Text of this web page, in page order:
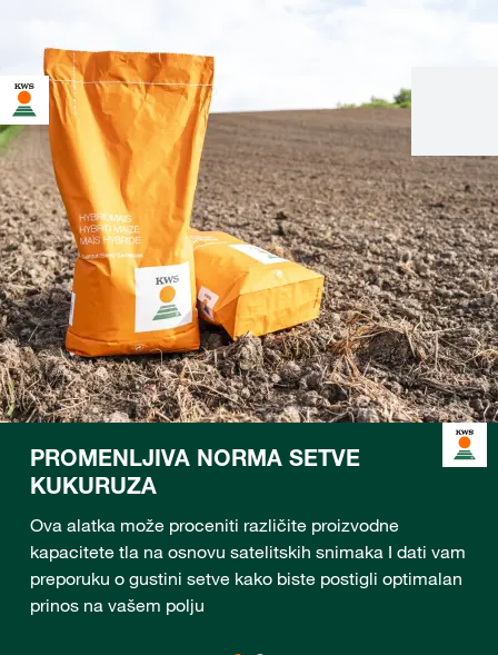
PROMENLJIVA NORMA SETVE
KUKURUZA
Ova alatka može proceniti različite proizvodne
kapacitete tla na osnovu satelitskih snimaka I dati vam
preporuku o gustini setve kako biste postigli optimalan
prinos na vašem polju